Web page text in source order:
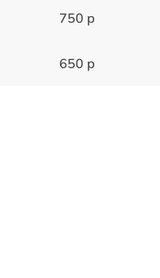
750 р
650 р